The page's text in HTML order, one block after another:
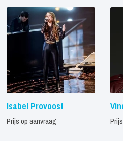
Isabel Provoost
Prijs op aanvraag